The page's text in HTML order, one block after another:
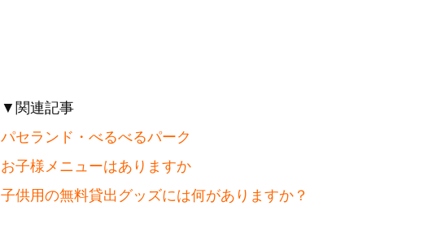
▼関連記事
パセランド・べるべるパーク
お子様メニューはありますか
子供用の無料貸出グッズには何がありますか？